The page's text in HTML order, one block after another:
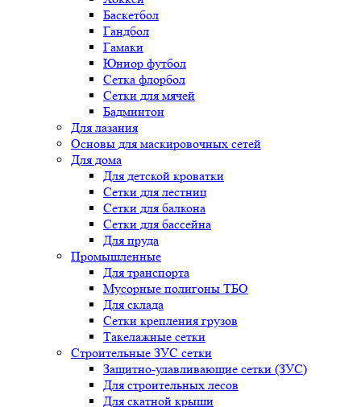
Баскетбол
Гандбол
Гамаки
Юниор футбол
Сетка флорбол
Сетки для мячей
Бадминтон
Для лазания
Основы для маскировочных сетей
Для дома
Для детской кроватки
Сетки для лестниц
Сетки для балкона
Сетки для бассейна
Для пруда
Промышленные
Для транспорта
Мусорные полигоны ТБО
Для склада
Сетки крепления грузов
Такелажные сетки
Строительные ЗУС сетки
Защитно-улавливающие сетки (ЗУС)
Для строительных лесов
Для скатной крыши